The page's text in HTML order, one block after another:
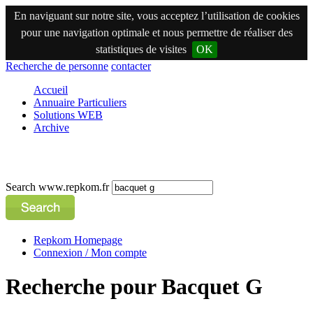
En naviguant sur notre site, vous acceptez l’utilisation de cookies
pour une navigation optimale et nous permettre de réaliser des
statistiques de visites
OK
Recherche de personne contacter
Accueil
Annuaire Particuliers
Solutions WEB
Archive
Search www.repkom.fr
Repkom Homepage
Connexion / Mon compte
Recherche pour Bacquet G